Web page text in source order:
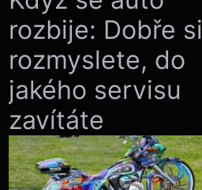
rozbije: Dobře si
rozmyslete, do
jakého servisu
zavítáte